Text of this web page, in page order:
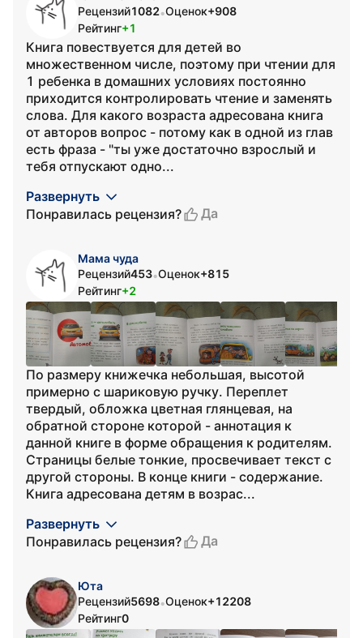
Рецензий1082•Оценок+908
Рейтинг+1
Книга повествуется для детей во
множественном числе, поэтому при чтении для
1 ребенка в домашних условиях постоянно
приходится контролировать чтение и заменять
слова. Для какого возраста адресована книга
от авторов вопрос - потому как в одной из глав
есть фраза - "ты уже достаточно взрослый и
тебя отпускают одно...
Развернуть
Понравилась рецензия?
Да
Мама чуда
Рецензий453•Оценок+815
Рейтинг+2
По размеру книжечка небольшая, высотой
примерно с шариковую ручку. Переплет
твердый, обложка цветная глянцевая, на
обратной стороне которой - аннотация к
данной книге в форме обращения к родителям.
Страницы белые тонкие, просвечивает текст с
другой стороны. В конце книги - содержание.
Книга адресована детям в возрас...
Развернуть
Понравилась рецензия?
Да
Юта
Рецензий5698•Оценок+12208
Рейтинг0